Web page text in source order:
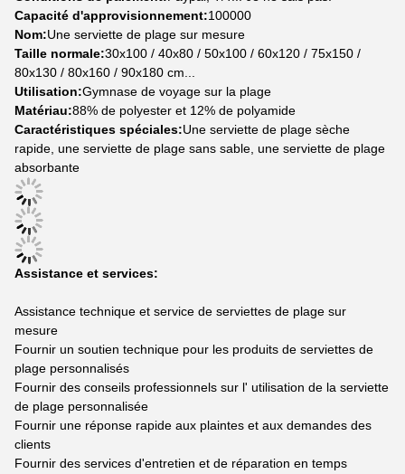
Capacité d'approvisionnement:100000
Nom:Une serviette de plage sur mesure
Taille normale:30x100 / 40x80 / 50x100 / 60x120 / 75x150 /
80x130 / 80x160 / 90x180 cm...
Utilisation:Gymnase de voyage sur la plage
Matériau:88% de polyester et 12% de polyamide
Caractéristiques spéciales:Une serviette de plage sèche
rapide, une serviette de plage sans sable, une serviette de plage
absorbante
Assistance et services:
Assistance technique et service de serviettes de plage sur
mesure
Fournir un soutien technique pour les produits de serviettes de
plage personnalisés
Fournir des conseils professionnels sur l' utilisation de la serviette
de plage personnalisée
Fournir une réponse rapide aux plaintes et aux demandes des
clients
Fournir des services d'entretien et de réparation en temps